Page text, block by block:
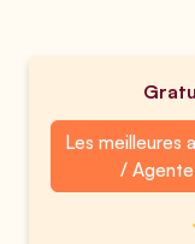
Les meilleures
/